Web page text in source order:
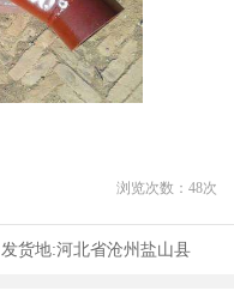
浏览次数： 48次
发货地:河北省沧州盐山县